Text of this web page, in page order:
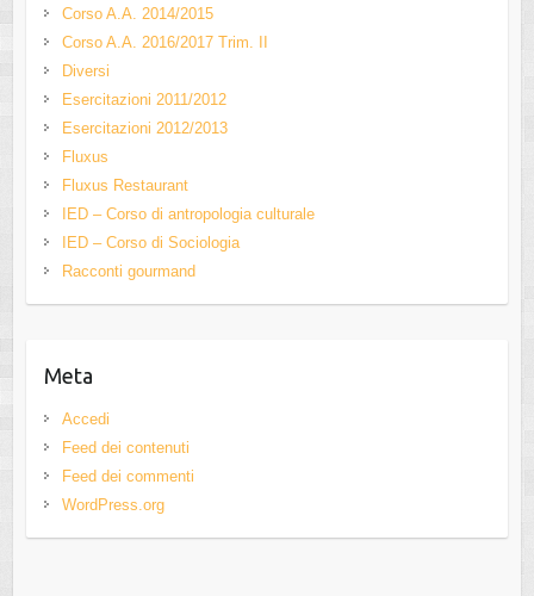
Corso A.A. 2014/2015
Corso A.A. 2016/2017 Trim. II
Diversi
Esercitazioni 2011/2012
Esercitazioni 2012/2013
Fluxus
Fluxus Restaurant
IED – Corso di antropologia culturale
IED – Corso di Sociologia
Racconti gourmand
Meta
Accedi
Feed dei contenuti
Feed dei commenti
WordPress.org